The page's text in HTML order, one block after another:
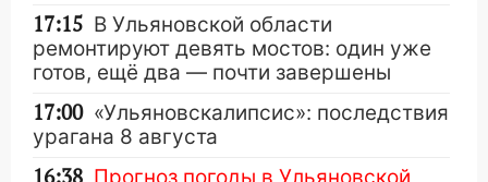
17:15 В Ульяновской области
ремонтируют девять мостов: один уже
готов, ещё два — почти завершены
17:00 «Ульяновскалипсис»: последствия
урагана 8 августа